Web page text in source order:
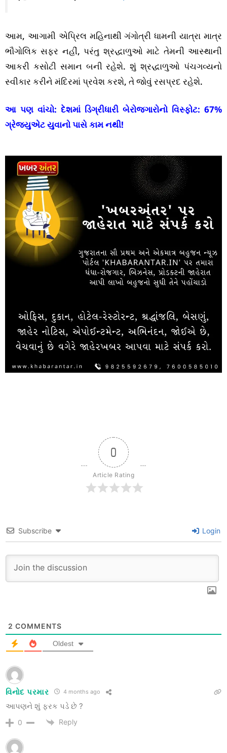
આમ, આગામી એપ્રિલ મહિનાથી ગંગોત્રી ધામની યાત્રા માત્ર
ભૌગોલિક સફર નહીં, પરંતુ શ્રદ્ધાળુઓ માટે તેમની આસ્થાની
આકરી કસોટી સમાન બની રહેશે. શું શ્રદ્ધાળુઓ પંચગવ્યનો
સ્વીકાર કરીને મંદિરમાં પ્રવેશ કરશે, તે જોવું રસપ્રદ રહેશે.
આ પણ વાંચો: દેશમાં ડિગ્રીધારી બેરોજગારોનો વિસ્ફોટ: 67%
ગ્રેજ્યુએટ યુવાનો પાસે કામ નથી!
0
Article Rating
Subscribe Login
2 COMMENTS
Oldest
વિનોદ પરમાર 4 months ago
આપણને શું ફરક પડે છે ?
0 Reply